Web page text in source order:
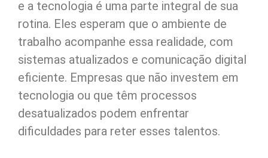
e a tecnologia é uma parte integral de sua
rotina. Eles esperam que o ambiente de
trabalho acompanhe essa realidade, com
sistemas atualizados e comunicação digital
eficiente. Empresas que não investem em
tecnologia ou que têm processos
desatualizados podem enfrentar
dificuldades para reter esses talentos.